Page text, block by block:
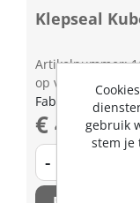
Klepseal
Artikelnummer:
op voorraad | 3-5
Fabrikant artikel
€ 4,26
-
gebruik
stem je